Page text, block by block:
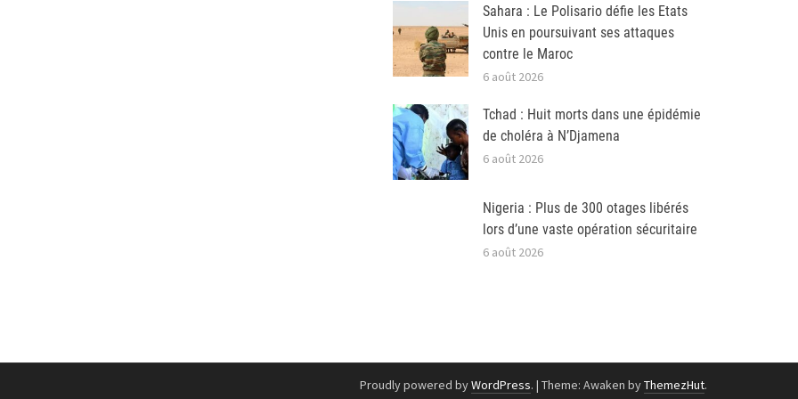
Sahara : Le Polisario défie les Etats
Unis en poursuivant ses attaques
contre le Maroc
6 août 2026
Tchad : Huit morts dans une épidémie
de choléra à N’Djamena
6 août 2026
Nigeria : Plus de 300 otages libérés
lors d’une vaste opération sécuritaire
6 août 2026
Proudly powered byWordPress. | Theme: Awaken byThemezHut.